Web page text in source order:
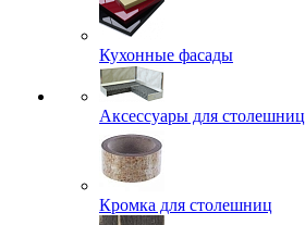
Кухонные фасады
Аксессуары для столешниц
Кромка для столешниц